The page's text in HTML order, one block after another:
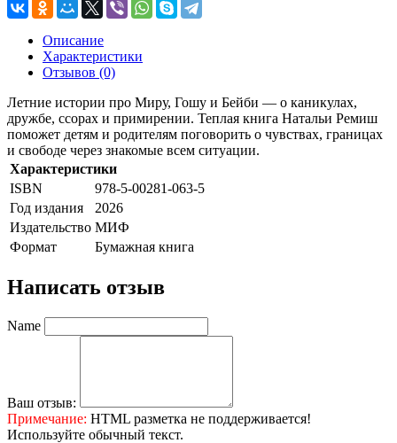
Описание
Характеристики
Отзывов (0)
Летние истории про Миру, Гошу и Бейби — о каникулах,
дружбе, ссорах и примирении. Теплая книга Натальи Ремиш
поможет детям и родителям поговорить о чувствах, границах
и свободе через знакомые всем ситуации.
Характеристики
ISBN
978-5-00281-063-5
Год издания
2026
Издательство МИФ
Формат
Бумажная книга
Написать отзыв
Name
Ваш отзыв:
Примечание: HTML разметка не поддерживается!
Используйте обычный текст.